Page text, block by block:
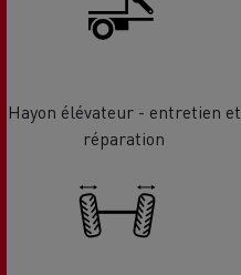
Hayon élévateur - entretien et
réparation